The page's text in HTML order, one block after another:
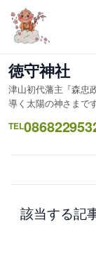
内
容
ス
キ
ッ
プ
徳守神社
津山初代藩主『森忠
導く太陽の神さまです
TEL
該当する記